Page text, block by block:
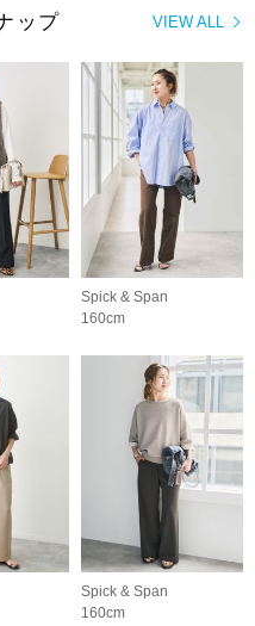
VIEW ALL
ップ
Spick & Span
160cm
Spick & Span
160cm